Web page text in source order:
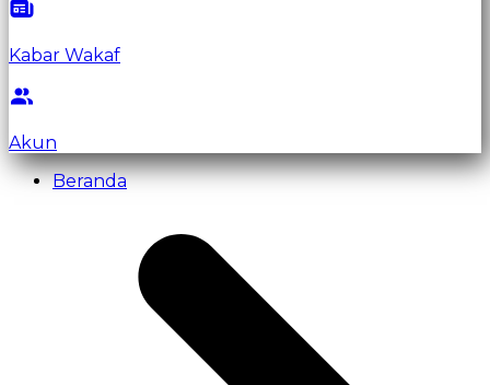
Kabar Wakaf
Akun
Beranda